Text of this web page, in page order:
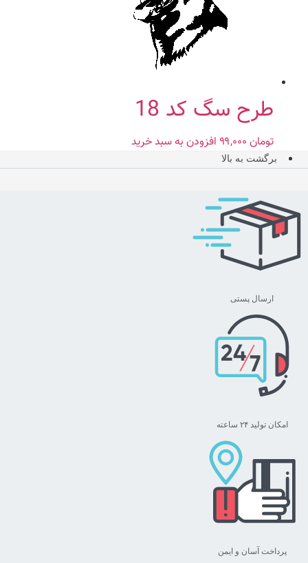
طرح سگ کد 18
تومان افزودن به سبد خرید
برگشت به بالا
ارسال پستی
امکان تولید ۲۴ ساعته
پرداخت آسان و ایمن